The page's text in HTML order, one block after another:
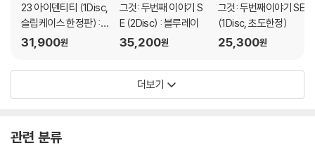
23 아이덴티티 (1Disc,
슬립케이스 한정판) :
블루레이
31,900원
그것: 두번째 이야기 S
E (2Disc) : 블루레이
35,200원
그것: 두번째이야기 SE
(1Disc, 초도한정)
25,300원
더보기
관련 분류